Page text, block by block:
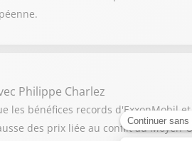
Philippe Charlez
les bénéfices records d'ExxonMobil
des prix liée au conflit au Moyen-